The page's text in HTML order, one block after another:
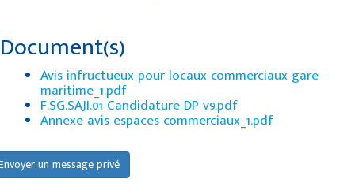
Document(s)
Avis infructueux pour locaux commerciaux gare
maritime_1.pdf
F.SG.SAJI.01 Candidature DP v9.pdf
Annexe avis espaces commerciaux_1.pdf
un message privé